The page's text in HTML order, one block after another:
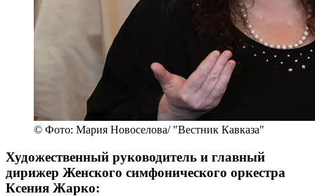
© Фото: Мария Новоселова/ "Вестник Кавказа"
Художественный руководитель и главный
дирижер Женского симфонического оркестра
Ксения Жарко: